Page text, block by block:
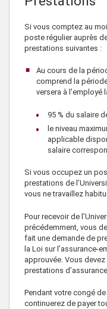
Si vous comptez au
poste régulier auprès
prestations suivantes :
Au cours de la
comprend la
versera à l'employé
95 % du salaire
le niveau
applicable
salaire
Si vous occupez un
prestations de
vous ne travaillez
Pour recevoir de
précédemment, vous
fait une demande de
la Loi sur l’assurance-
approuvée. Vous
prestations
Pendant votre congé
continuerez de payer